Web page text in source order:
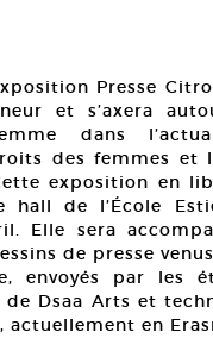
Presse
et s’axera
dans
des femmes et
exposition en
hall de l’École
Elle sera
de presse
envoyés par les
de Dsaa Arts et
en